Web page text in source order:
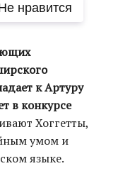
нравится
к Артуру
в конкурсе
Хоггетты,
умом и
языке.